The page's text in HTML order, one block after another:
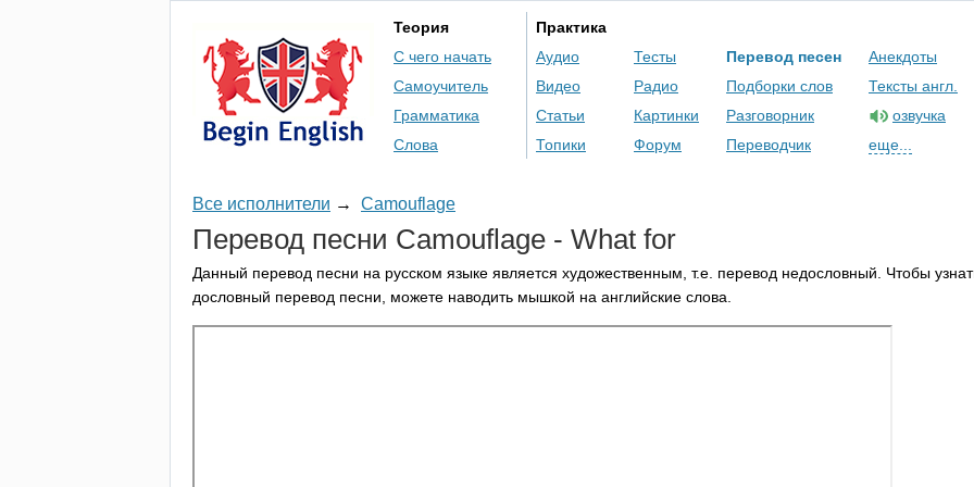
Теория
С чего начать
Самоучитель
Грамматика
Слова
Практика
Аудио
Видео
Статьи
Топики
Тесты
Радио
Картинки
Форум
Перевод песен
Подборки слов
Разговорник
Переводчик
Анекдоты
Тексты англ.
озвучка
еще...
Все исполнители → Camouflage
Перевод песни Camouflage - What for
Данный перевод песни на русском языке является художественным, т.е. перевод недословный. Чтобы
дословный перевод песни, можете наводить мышкой на английские слова.